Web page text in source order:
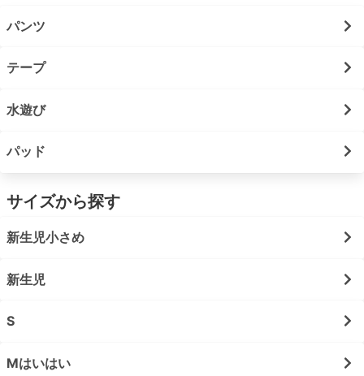
パンツ
テープ
水遊び
パッド
サイズから探す
新生児小さめ
新生児
S
Mはいはい